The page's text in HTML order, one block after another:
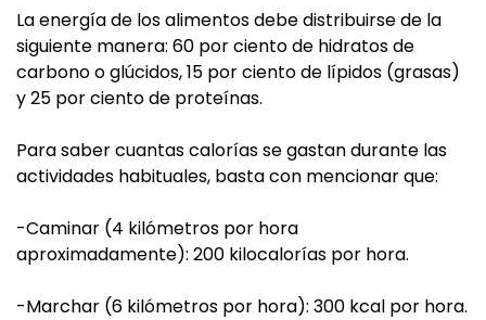
La energía de los alimentos debe distribuirse de la
siguiente manera: 60 por ciento de hidratos de
carbono o glúcidos, 15 por ciento de lípidos (grasas)
y 25 por ciento de proteínas.
Para saber cuantas calorías se gastan durante las
actividades habituales, basta con mencionar que:
-Caminar (4 kilómetros por hora
aproximadamente): 200 kilocalorías por hora.
-Marchar (6 kilómetros por hora): 300 kcal por hora.